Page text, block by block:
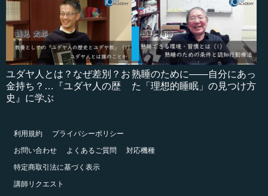
ユダヤ人とは？なぜ差別？お
金持ち？…『ユダヤ人の歴
史』に学ぶ
熟睡のために――自分にあっ
た「理想的睡眠」の見つけ方
利用規約
プライバシーポリシー
お問い合わせ
よくあるご質問
対応機種
特定商取引法に基づく表示
講師リクエスト